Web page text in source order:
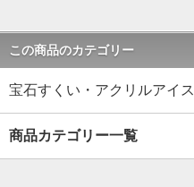
この商品のカテゴリー
宝石すくい・アクリルアイス
商品カテゴリー一覧